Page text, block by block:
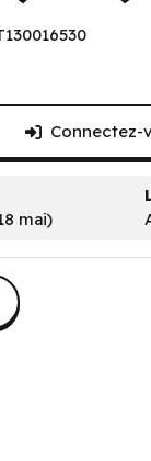
Connectez-
mai)